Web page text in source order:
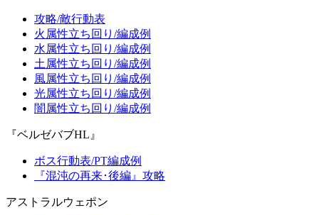
攻略/敵行動表
火属性立ち回り/編成例
水属性立ち回り/編成例
土属性立ち回り/編成例
風属性立ち回り/編成例
光属性立ち回り/編成例
闇属性立ち回り/編成例
『ベルゼバブHL』
ボス行動表/PT編成例
『混沌の再来･後編』攻略
アストラルウェポン